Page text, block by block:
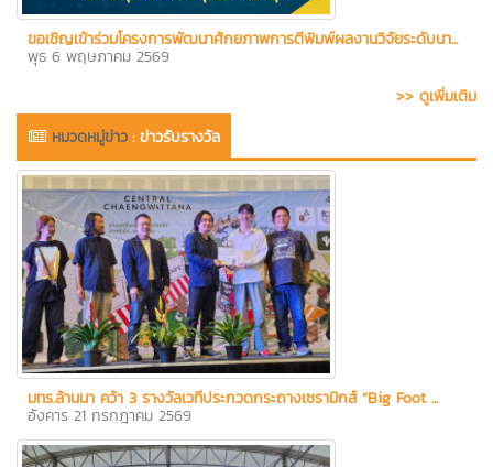
ขอเชิญเข้าร่วมโครงการพัฒนาศักยภาพการตีพิมพ์ผลงานวิจัยระดับนา...
พุธ 6 พฤษภาคม 2569
>> ดูเพิ่มเติม
หมวดหมู่ข่าว:ข่าวรับรางวัล
มทร.ล้านนา คว้า 3 รางวัลเวทีประกวดกระถางเซรามิกส์ “Big Foot ...
อังคาร 21 กรกฎาคม 2569